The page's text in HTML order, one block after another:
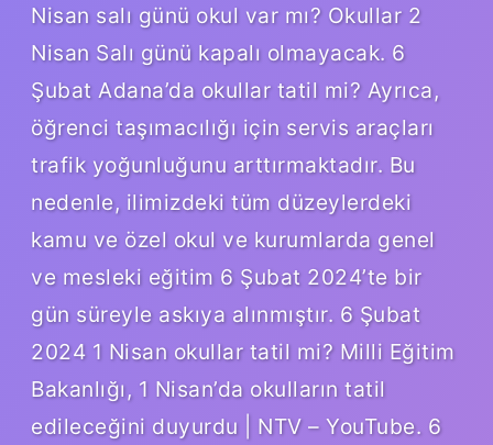
Nisan salı günü okul var mı? Okullar 2
Nisan Salı günü kapalı olmayacak. 6
Şubat Adana’da okullar tatil mi? Ayrıca,
öğrenci taşımacılığı için servis araçları
trafik yoğunluğunu arttırmaktadır. Bu
nedenle, ilimizdeki tüm düzeylerdeki
kamu ve özel okul ve kurumlarda genel
ve mesleki eğitim 6 Şubat 2024’te bir
gün süreyle askıya alınmıştır. 6 Şubat
2024 1 Nisan okullar tatil mi? Milli Eğitim
Bakanlığı, 1 Nisan’da okulların tatil
edileceğini duyurdu | NTV – YouTube. 6